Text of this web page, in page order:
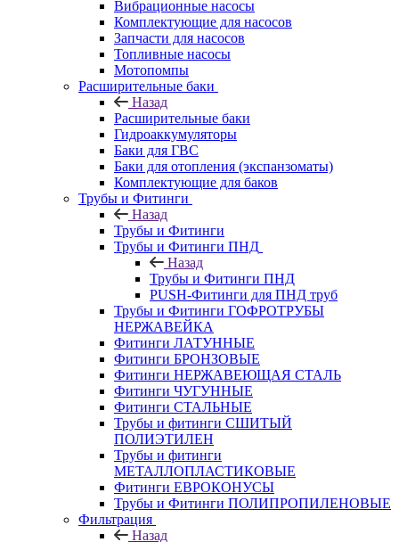
Вибрационные насосы
Комплектующие для насосов
Запчасти для насосов
Топливные насосы
Мотопомпы
Расширительные баки
Назад
Расширительные баки
Гидроаккумуляторы
Баки для ГВС
Баки для отопления (экспанзоматы)
Комплектующие для баков
Трубы и Фитинги
Назад
Трубы и Фитинги
Трубы и Фитинги ПНД
Назад
Трубы и Фитинги ПНД
PUSH-Фитинги для ПНД труб
Трубы и Фитинги ГОФРОТРУБЫ
НЕРЖАВЕЙКА
Фитинги ЛАТУННЫЕ
Фитинги БРОНЗОВЫЕ
Фитинги НЕРЖАВЕЮЩАЯ СТАЛЬ
Фитинги ЧУГУННЫЕ
Фитинги СТАЛЬНЫЕ
Трубы и фитинги СШИТЫЙ
ПОЛИЭТИЛЕН
Трубы и фитинги
МЕТАЛЛОПЛАСТИКОВЫЕ
Фитинги ЕВРОКОНУСЫ
Трубы и Фитинги ПОЛИПРОПИЛЕНОВЫЕ
Фильтрация
Назад